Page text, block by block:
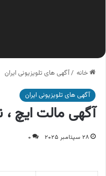
خانه /آگهی های تلویزیونی ایران
آگهی های تلویزیونی ایران
آگهی مالت ایچ
۲۸ سپتامبر ۲۰۲۵ ۰